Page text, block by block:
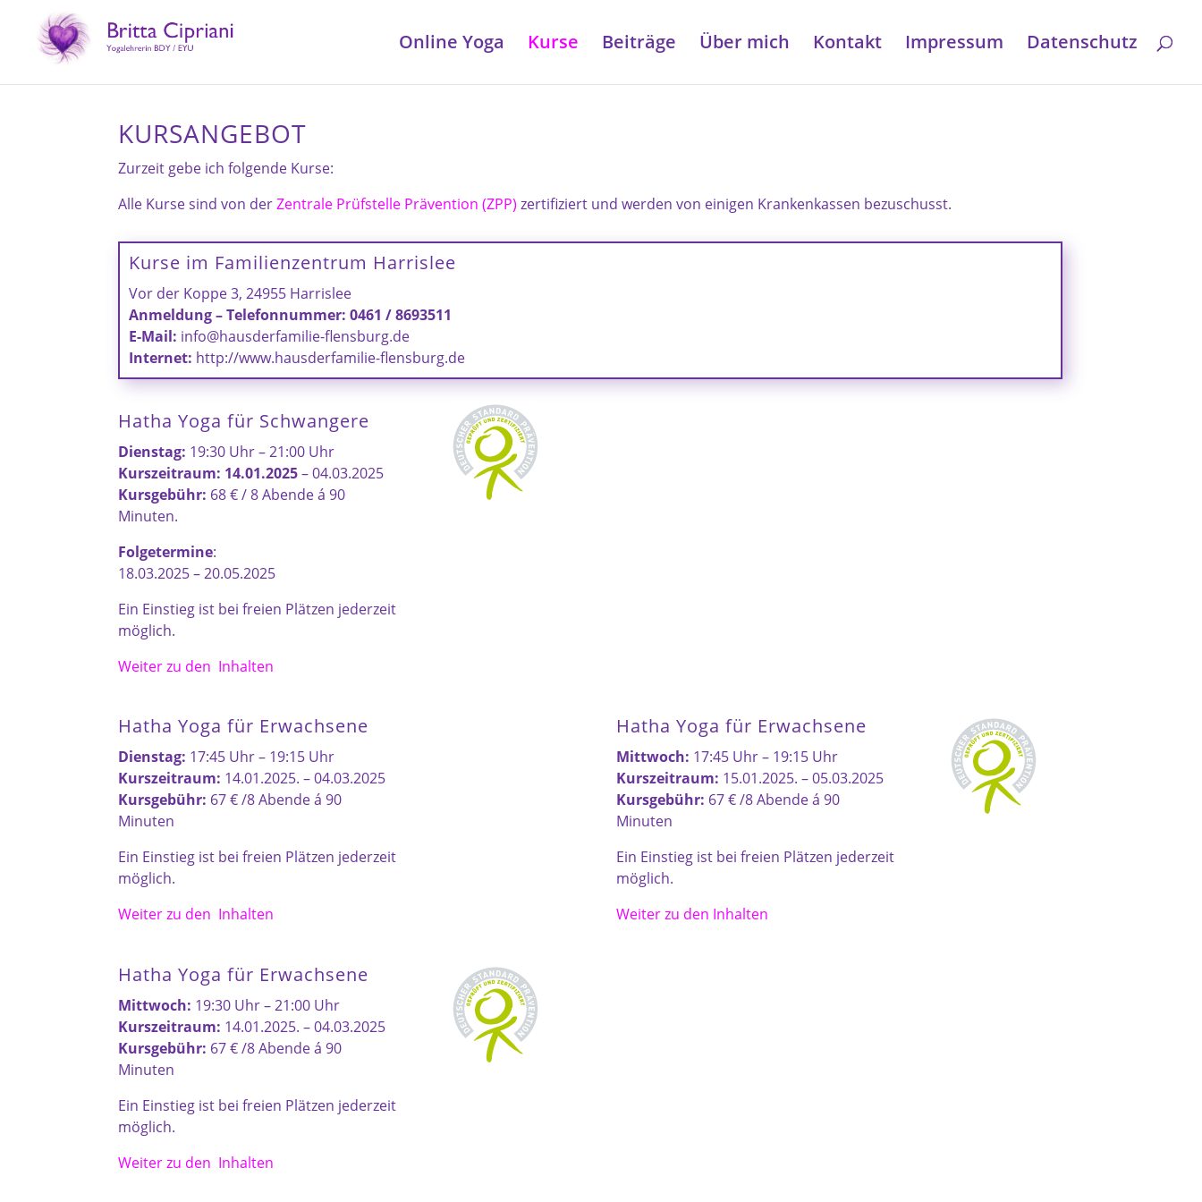
Online Yoga Kurse Beiträge Über mich Kontakt Impressum Datenschutz
KURSANGEBOT
Zurzeit gebe ich folgende Kurse:
Alle Kurse sind von derZentrale Prüfstelle Prävention (ZPP) zertifiziert und werden von einigen Krankenkassen bezuschusst.
Kurse im Familienzentrum Harrislee
Vor der Koppe 3, 24955 Harrislee
Anmeldung –Telefonnummer: 0461 / 8693511
E-Mail: info@hausderfamilie-flensburg.de
Internet: http://www.hausderfamilie-flensburg.de
Hatha Yoga für Schwangere
Dienstag: 19:30 Uhr – 21:00 Uhr
Kurszeitraum: 14.01.2025– 04.03.2025
Kursgebühr: 68 € / 8 Abende á 90
Minuten.
Folgetermine:
18.03.2025 – 20.05.2025
Ein Einstieg ist bei freien Plätzen jederzeit
möglich.
Weiter zu den Inhalten
Hatha Yoga für Erwachsene
Dienstag: 17:45 Uhr – 19:15 Uhr
Kurszeitraum: 14.01.2025. – 04.03.2025
Kursgebühr: 67 € /8 Abende á 90
Minuten
Ein Einstieg ist bei freien Plätzen jederzeit
möglich.
Weiter zu den Inhalten
Hatha Yoga für Erwachsene
Mittwoch: 17:45 Uhr – 19:15 Uhr
Kurszeitraum: 15.01.2025. – 05.03.2025
Kursgebühr: 67 € /8 Abende á 90
Minuten
Ein Einstieg ist bei freien Plätzen jederzeit
möglich.
Weiter zu den Inhalten
Hatha Yoga für Erwachsene
Mittwoch: 19:30 Uhr – 21:00 Uhr
Kurszeitraum: 14.01.2025. – 04.03.2025
Kursgebühr: 67 € /8 Abende á 90
Minuten
Ein Einstieg ist bei freien Plätzen jederzeit
möglich.
Weiter zu den Inhalten